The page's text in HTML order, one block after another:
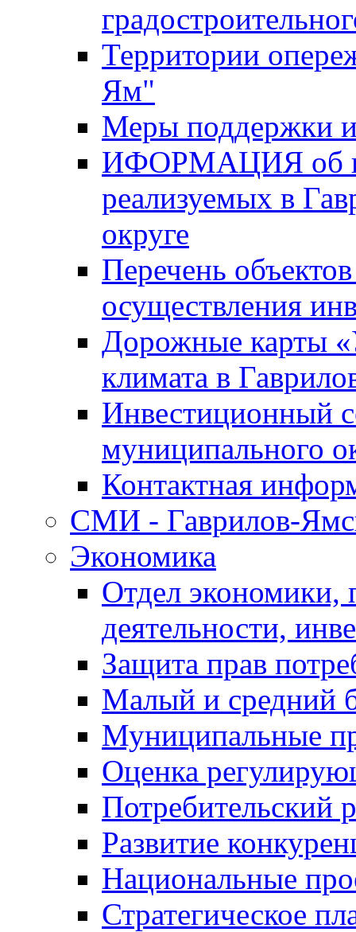
Территории
Ям"
Меры поддержки
ИФОРМАЦИЯ об
реализуемых в
округе
Перечень
осуществления
Дорожные карты
климата в
Инвестиционный
муниципального
Контактная
СМИ - Гаврилов-
Экономика
Отдел экономики,
деятельности,
Защита прав
Малый и средний
Муниципальные
Оценка
Потребительский
Развитие
Национальные
Стратегическое